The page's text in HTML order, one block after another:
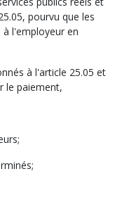
pourvu que les
l'employeur en
à l'article 25.05 et
le paiement,